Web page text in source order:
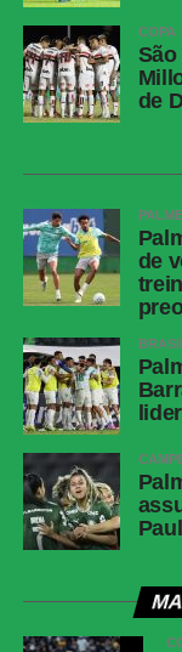
LinkedIn
Share
COPA
de
de